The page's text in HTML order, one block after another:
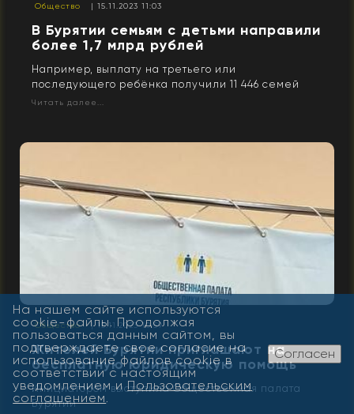
Общество | 15.11.2023 11:03
В Бурятии семьям с детьми направили
более 1,7 млрд рублей
Например, выплату на третьего или
последующего ребёнка получили 11 446 семей
Читать далее...
Общество | 15.11.2023 10:59
Жителей Бурятии приглашают на
бесплатную юридическую помощь
Инициатором выступила Общественная палата
Бурятии
На нашем сайте используются
cookie-файлы. Продолжая
пользоваться данным сайтом, вы
подтверждаете свое согласие на
использование файлов cookie в
соответствии с настоящим
уведомлением иПользовательским
соглашением.
Согласен